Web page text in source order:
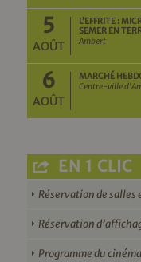
5
AOÛT
L’EFFRITE :
SEMER EN
Ambert
6
AOÛT
MARCHÉ
Centre-ville
EN 1 CLIC
Réservation de salles
Réservation
Programme du